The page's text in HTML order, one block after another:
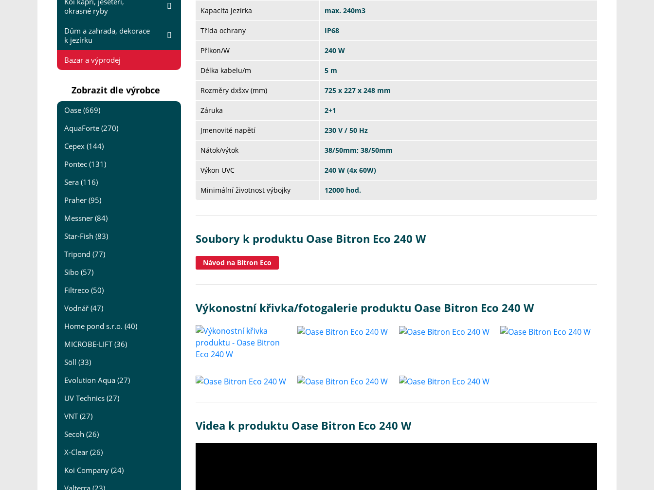
okrasné ryby
Dům a zahrada, dekorace
k jezírku
Bazar a výprodej
Zobrazit dle výrobce
Oase (669)
AquaForte (270)
Cepex (144)
Pontec (131)
Sera (116)
Praher (95)
Messner (84)
Star-Fish (83)
Tripond (77)
Sibo (57)
Filtreco (50)
Vodnář (47)
Home pond s.r.o. (40)
MICROBE-LIFT (36)
Söll (33)
Evolution Aqua (27)
UV Technics (27)
VNT (27)
Secoh (26)
X-Clear (26)
Koi Company (24)
Valterra (23)
Kapacita jezírka max. 240m3
Třída ochrany IP68
Příkon/W 240 W
Délka kabelu/m 5 m
Rozměry dxšxv (mm) 725 x 227 x 248 mm
Záruka 2+1
Jmenovité napětí 230 V / 50 Hz
Nátok/výtok 38/50mm; 38/50mm
Výkon UVC 240 W (4x 60W)
Minimální životnost výbojky 12000 hod.
Soubory k produktu Oase Bitron Eco 240 W
Návod na Bitron Eco
Výkonostní křivka/fotogalerie produktu Oase Bitron Eco 240 W
Videa k produktu Oase Bitron Eco 240 W